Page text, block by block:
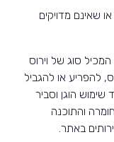
או שאינם מדויקים
סוג של וירוס
להפריע או להגביל
הוגן וסביר
והתוכנה
באתר.